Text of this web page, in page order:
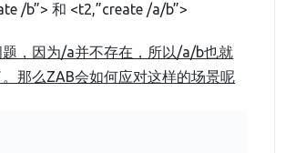
/b”> 和 <t2,”create /a/b”>
，因为/a并不存在，所以/a/b也就
那么ZAB会如何应对这样的场景呢